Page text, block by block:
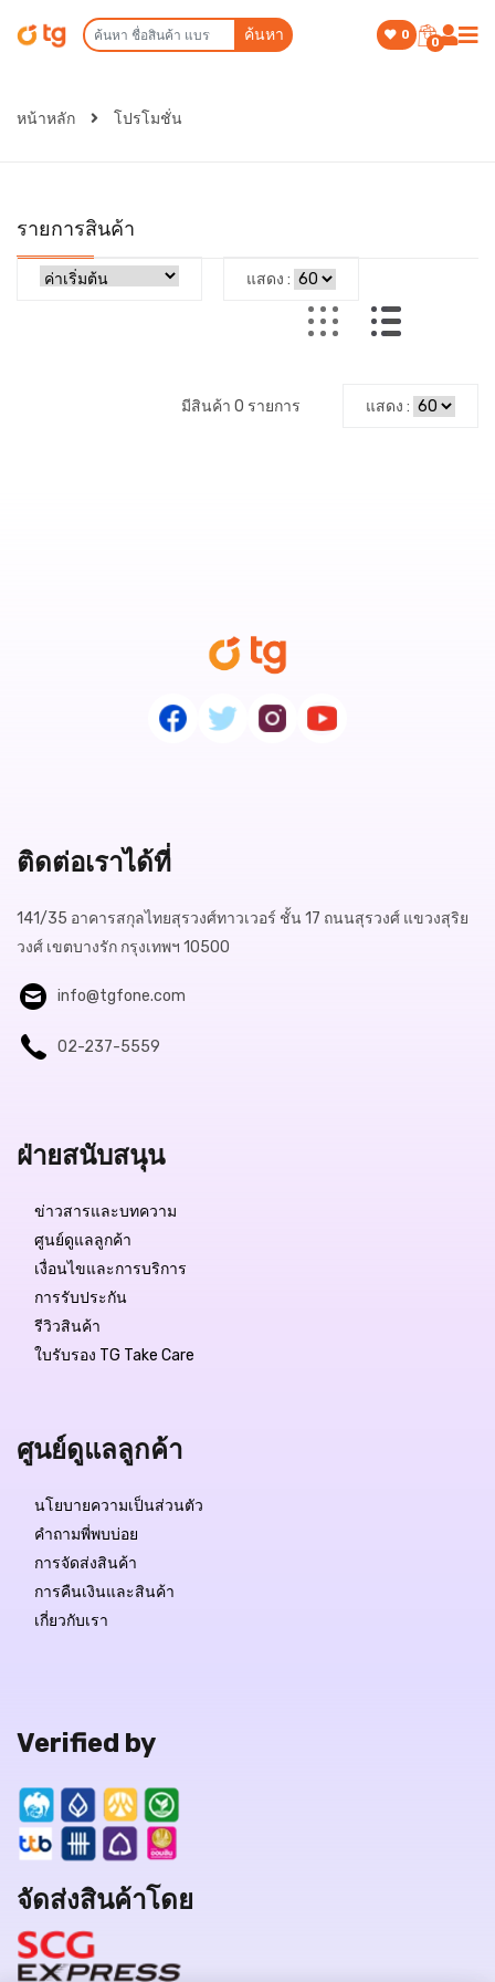
ค้นหา 0
0
หน้าหลัก โปรโมชั่น
รายการสินค้า
แสดง :
มีสินค้า 0 รายการ แสดง :
ติดต่อเราได้ที่
141/35 อาคารสกุลไทยสุรวงศ์ทาวเวอร์ ชั้น 17 ถนนสุรวงศ์ แขวงสุริย
วงศ์ เขตบางรัก กรุงเทพฯ 10500
info@tgfone.com
02-237-5559
ฝ่ายสนับสนุน
ข่าวสารและบทความ
ศูนย์ดูแลลูกค้า
เงื่อนไขและการบริการ
การรับประกัน
รีวิวสินค้า
ใบรับรอง TG Take Care
ศูนย์ดูแลลูกค้า
นโยบายความเป็นส่วนตัว
คำถามพี่พบบ่อย
การจัดส่งสินค้า
การคืนเงินและสินค้า
เกี่ยวกับเรา
Verified by
จัดส่งสินค้าโดย